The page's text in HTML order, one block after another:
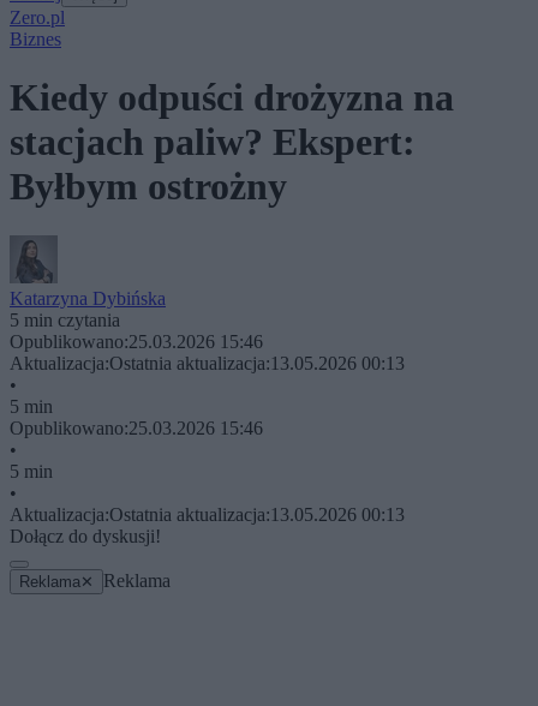
Zero.pl
Biznes
Kiedy odpuści drożyzna na
stacjach paliw? Ekspert:
Byłbym ostrożny
Katarzyna Dybińska
5 min czytania
Opublikowano:25.03.2026 15:46
Aktualizacja:Ostatnia aktualizacja:13.05.2026 00:13
•
5 min
Opublikowano:25.03.2026 15:46
•
5 min
•
Aktualizacja:Ostatnia aktualizacja:13.05.2026 00:13
Dołącz do dyskusji!
Reklama ✕ Reklama